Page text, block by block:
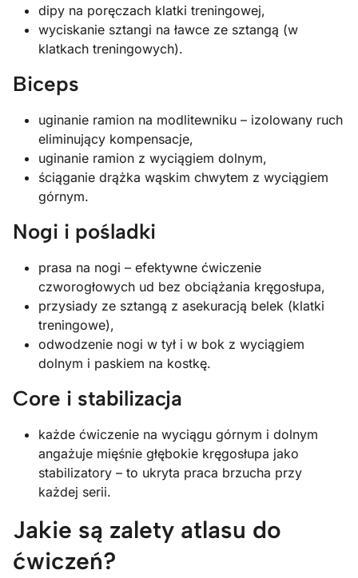
dipy na poręczach klatki treningowej,
wyciskanie sztangi na ławce ze sztangą (w
klatkach treningowych).
Biceps
uginanie ramion na modlitewniku – izolowany ruch
eliminujący kompensacje,
uginanie ramion z wyciągiem dolnym,
ściąganie drążka wąskim chwytem z wyciągiem
górnym.
Nogi i pośladki
prasa na nogi – efektywne ćwiczenie
czworogłowych ud bez obciążania kręgosłupa,
przysiady ze sztangą z asekuracją belek (klatki
treningowe),
odwodzenie nogi w tył i w bok z wyciągiem
dolnym i paskiem na kostkę.
Core i stabilizacja
każde ćwiczenie na wyciągu górnym i dolnym
angażuje mięśnie głębokie kręgosłupa jako
stabilizatory – to ukryta praca brzucha przy
każdej serii.
Jakie są zalety atlasu do
ćwiczeń?